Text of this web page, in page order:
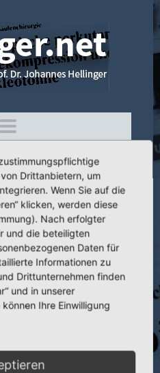
Drittanbietern, um
Wenn Sie auf die
klicken, werden diese
Nach erfolgter
und die beteiligten
Daten für
Informationen zu
Drittunternehmen finden
und in unserer
Ihre Einwilligung